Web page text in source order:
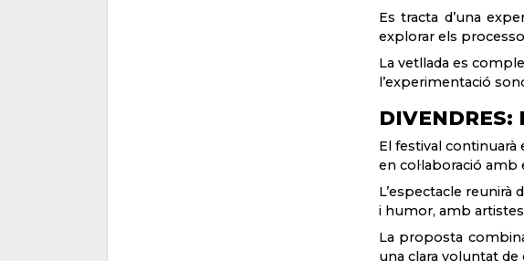
Es tracta d’una
explorar els
La vetllada es
l’experimentació
DIVENDRES:
El festival continuarà
en col·laboració
L’espectacle reunirà
i humor, amb artistes
La proposta
una clara voluntat